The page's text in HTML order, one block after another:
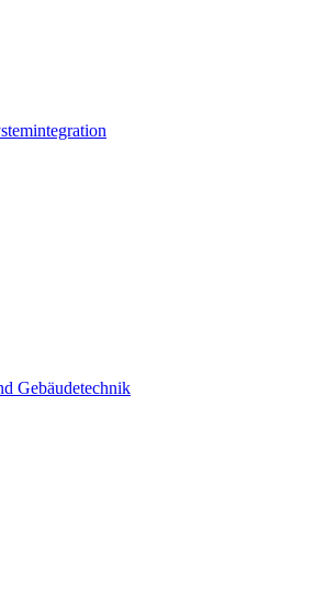
Gebäudetechnik